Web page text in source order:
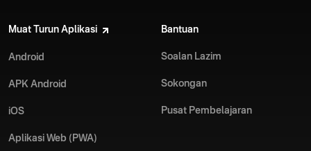
Muat Turun Aplikasi
Android
APK Android
iOS
Aplikasi Web (PWA)
Bantuan
Soalan Lazim
Sokongan
Pusat Pembelajaran